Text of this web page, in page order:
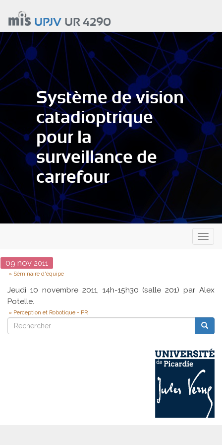
contenu
principal
UPJVUR 4290
Système de vision
catadioptrique
pour la
surveillance de
carrefour
Date
09 nov 2011
Type
Séminaire d'équipe
Jeudi 10 novembre 2011, 14h-15h30 (salle 201) par Alex
Potelle.
Perception et Robotique - PR
Rechercher
Rechercher